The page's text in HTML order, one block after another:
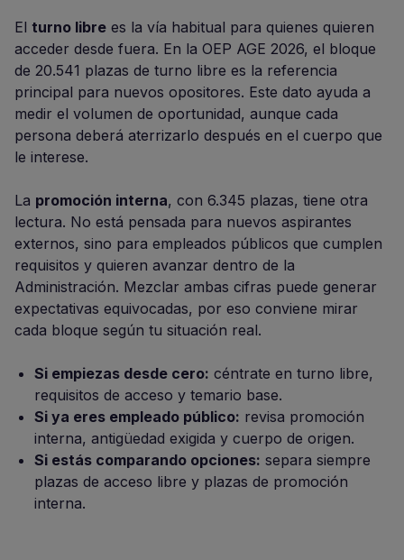
El turno libre es la vía habitual para quienes quieren
acceder desde fuera. En la OEP AGE 2026, el bloque
de 20.541 plazas de turno libre es la referencia
principal para nuevos opositores. Este dato ayuda a
medir el volumen de oportunidad, aunque cada
persona deberá aterrizarlo después en el cuerpo que
le interese.
La promoción interna, con 6.345 plazas, tiene otra
lectura. No está pensada para nuevos aspirantes
externos, sino para empleados públicos que cumplen
requisitos y quieren avanzar dentro de la
Administración. Mezclar ambas cifras puede generar
expectativas equivocadas, por eso conviene mirar
cada bloque según tu situación real.
Si empiezas desde cero: céntrate en turno libre,
requisitos de acceso y temario base.
Si ya eres empleado público: revisa promoción
interna, antigüedad exigida y cuerpo de origen.
Si estás comparando opciones: separa siempre
plazas de acceso libre y plazas de promoción
interna.